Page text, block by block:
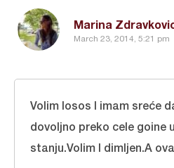
Marina
March 23, 2014, 5:21 pm
Volim losos I imam sreće
dovoljno preko cele goine
stanju.Volim I dimljen.A